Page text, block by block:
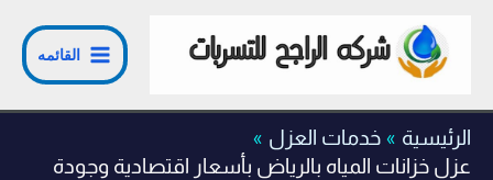
المحتوى
القائمه
الرئيسية
خدمات العزل
عزل خزانات المياه بالرياض بأسعار اقتصادية وجودة